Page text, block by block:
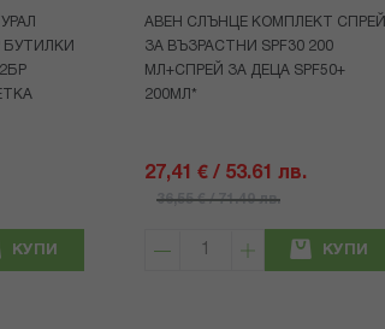
БУТИЛКИ
КУПИ
АВЕН СЛЪНЦЕ КОМПЛЕКТ СПРЕЙ
ЗА ВЪЗРАСТНИ SPF30 200
МЛ+СПРЕЙ ЗА ДЕЦА SPF50+
200МЛ*
27,41 € / 53.61 лв.
36,55 € / 71.49 лв.
КУПИ